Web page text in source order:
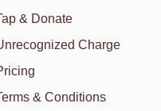
& Donate
Charge
& Conditions